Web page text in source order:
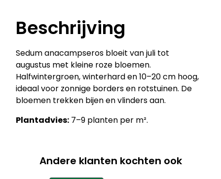
Beschrijving
Sedum anacampseros bloeit van juli tot
augustus met kleine roze bloemen.
Halfwintergroen, winterhard en 10–20 cm hoog,
ideaal voor zonnige borders en rotstuinen. De
bloemen trekken bijen en vlinders aan.
Plantadvies: 7–9 planten per m².
Andere klanten kochten ook